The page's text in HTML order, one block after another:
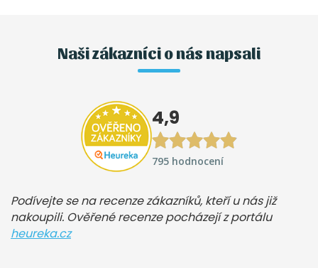
Naši zákazníci o nás napsali
4,9
795 hodnocení
Podívejte se na recenze zákazníků, kteří u nás již
nakoupili. Ověřené recenze pocházejí z portálu
heureka.cz